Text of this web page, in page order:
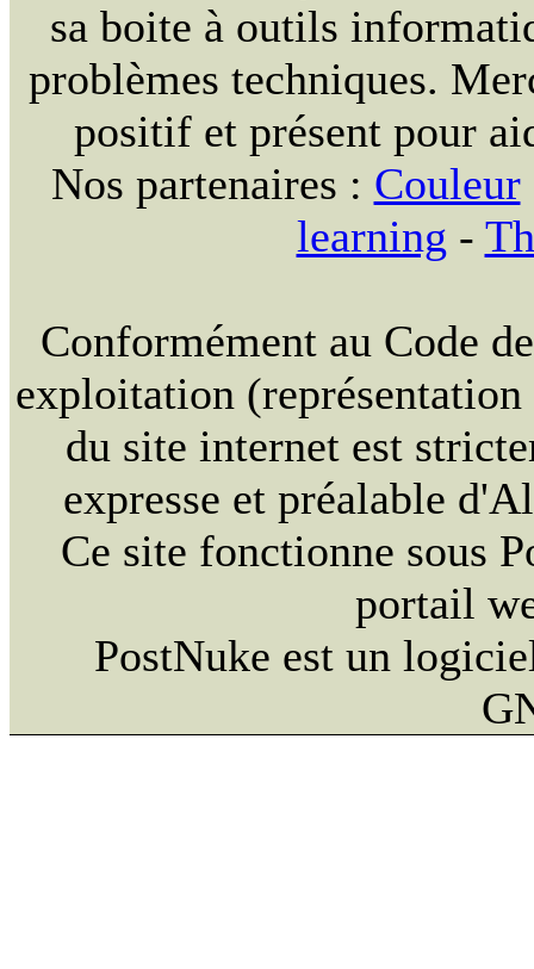
sa boite à outils
problèmes techniques.
positif et présent pour
Nos partenaires : Couleur
learning -
Conformément au Code
exploitation
du site internet est
expresse et préalable
Ce site fonctionne sous
portail
PostNuke est un